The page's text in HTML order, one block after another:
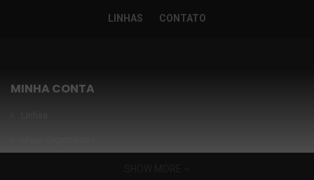
LINHAS CONTATO
MINHA CONTA